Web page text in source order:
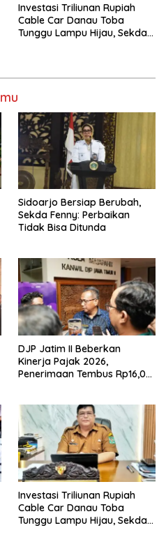
Investasi Triliunan Rupiah
Cable Car Danau Toba
Tunggu Lampu Hijau, Sekda
Sidoarjo Bersiap Berubah,
Sekda Fenny: Perbaikan
Tidak Bisa Ditunda
DJP Jatim II Beberkan
Kinerja Pajak 2026,
Penerimaan Tembus Rp16,08
Investasi Triliunan Rupiah
Cable Car Danau Toba
Tunggu Lampu Hijau, Sekda